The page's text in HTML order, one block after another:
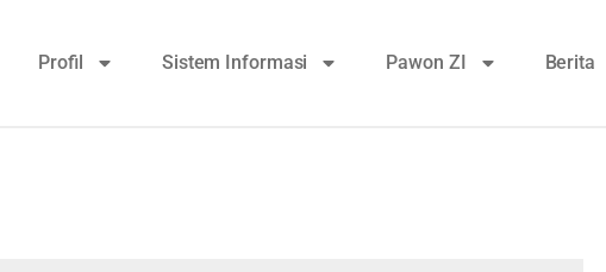
Profil Sistem Informasi Pawon ZI Berita